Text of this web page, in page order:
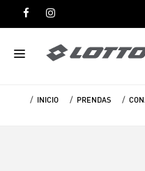
INICIO PRENDAS